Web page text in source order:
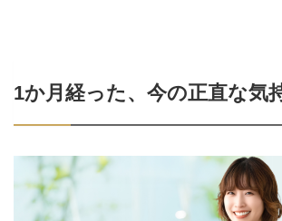
1か月経った、今の正直な気